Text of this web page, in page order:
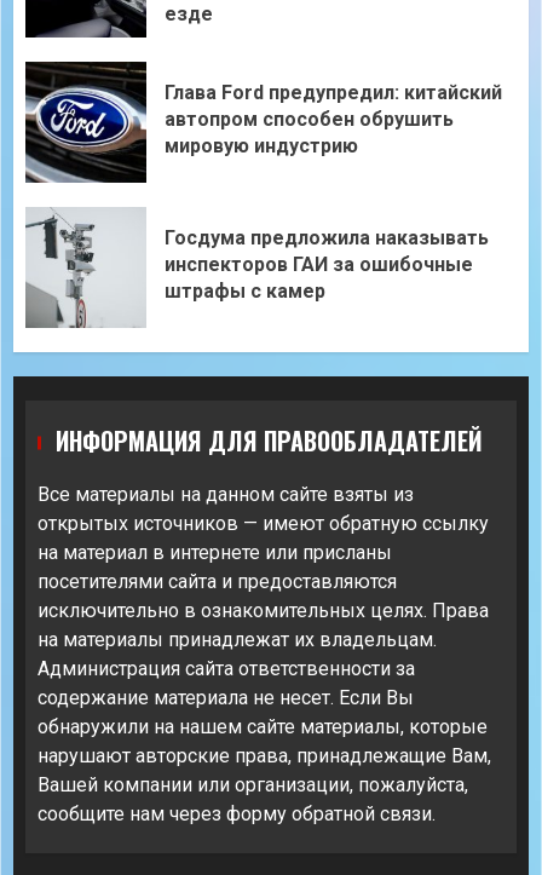
езде
Глава Ford предупредил: китайский
автопром способен обрушить
мировую индустрию
Госдума предложила наказывать
инспекторов ГАИ за ошибочные
штрафы с камер
ИНФОРМАЦИЯ ДЛЯ ПРАВООБЛАДАТЕЛЕЙ
Все материалы на данном сайте взяты из
открытых источников — имеют обратную ссылку
на материал в интернете или присланы
посетителями сайта и предоставляются
исключительно в ознакомительных целях. Права
на материалы принадлежат их владельцам.
Администрация сайта ответственности за
содержание материала не несет. Если Вы
обнаружили на нашем сайте материалы, которые
нарушают авторские права, принадлежащие Вам,
Вашей компании или организации, пожалуйста,
сообщите нам через форму обратной связи.